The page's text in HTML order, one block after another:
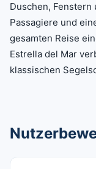
Duschen, Fenstern
Passagiere und
gesamten Reise
Estrella del Mar
klassischen